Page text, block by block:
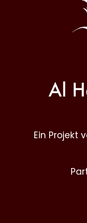
Ein Projekt